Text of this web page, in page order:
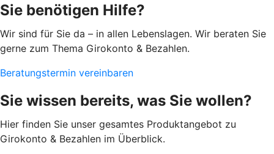
Sie benötigen Hilfe?
Wir sind für Sie da – in allen Lebenslagen. Wir beraten Sie
gerne zum Thema Girokonto & Bezahlen.
Beratungstermin vereinbaren
Sie wissen bereits, was Sie wollen?
Hier finden Sie unser gesamtes Produktangebot zu
Girokonto & Bezahlen im Überblick.